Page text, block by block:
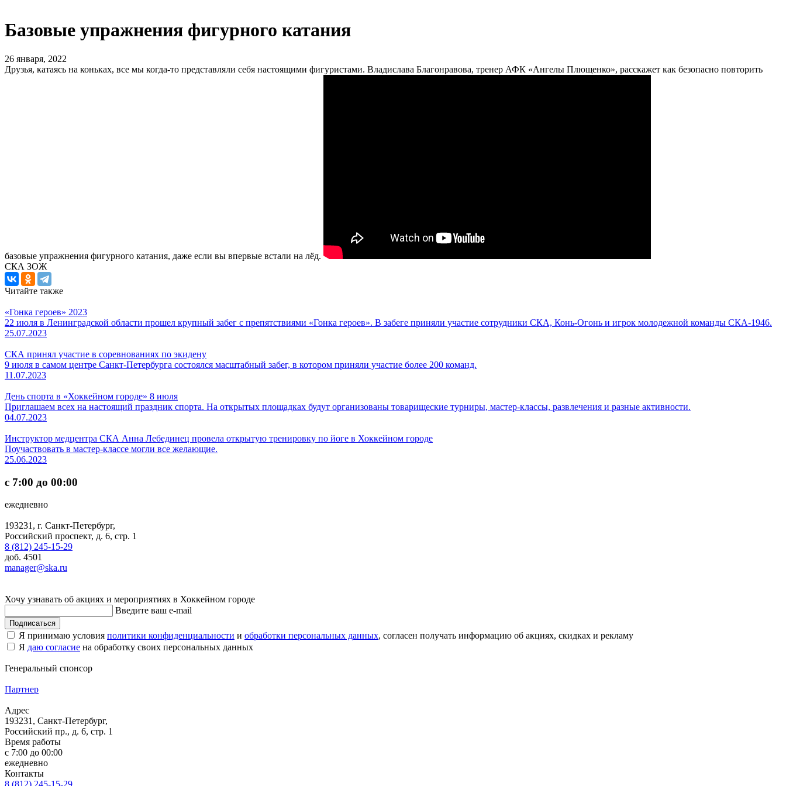
Базовые упражнения фигурного катания
26 января, 2022
Друзья, катаясь на коньках, все мы когда-то представляли себя настоящими фигуристами. Владислава Благонравова, тренер АФК «Ангелы Плющенко», расскажет как безопасно повторить
базовые упражнения фигурного катания, даже если вы впервые встали на лёд.
СКА ЗОЖ
Читайте также
«Гонка героев» 2023
22 июля в Ленинградской области прошел крупный забег с препятствиями «Гонка героев». В забеге приняли участие сотрудники СКА, Конь-Огонь и игрок молодежной команды СКА-1946.
25.07.2023
СКА принял участие в соревнованиях по экидену
9 июля в самом центре Санкт-Петербурга состоялся масштабный забег, в котором приняли участие более 200 команд.
11.07.2023
День спорта в «Хоккейном городе» 8 июля
Приглашаем всех на настоящий праздник спорта. На открытых площадках будут организованы товарищеские турниры, мастер-классы, развлечения и разные активности.
04.07.2023
Инструктор медцентра СКА Анна Лебединец провела открытую тренировку по йоге в Хоккейном городе
Поучаствовать в мастер-классе могли все желающие.
25.06.2023
с 7:00 до 00:00
ежедневно
193231, г. Санкт-Петербург,
Российский проспект, д. 6, стр. 1
8 (812) 245-15-29
доб. 4501
manager@ska.ru
Хочу узнавать об акциях и мероприятиях в Хоккейном городе
Введите ваш e-mail
Подписаться
Я принимаю условия политики конфиденциальности и обработки персональных данных, согласен получать информацию об акциях, скидках и рекламу
Я даю согласие на обработку своих персональных данных
Генеральный спонсор
Партнер
Адрес
193231, Санкт-Петербург,
Российский пр., д. 6, стр. 1
Время работы
с 7:00 до 00:00
ежедневно
Контакты